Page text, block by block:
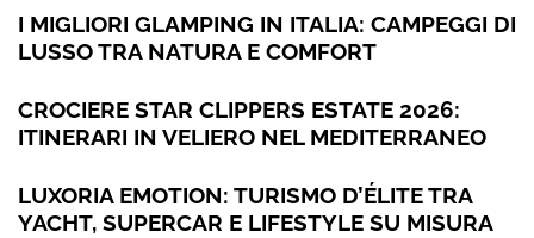
I MIGLIORI GLAMPING IN ITALIA: CAMPEGGI DI
LUSSO TRA NATURA E COMFORT
CROCIERE STAR CLIPPERS ESTATE 2026:
ITINERARI IN VELIERO NEL MEDITERRANEO
LUXORIA EMOTION: TURISMO D’ÉLITE TRA
YACHT, SUPERCAR E LIFESTYLE SU MISURA